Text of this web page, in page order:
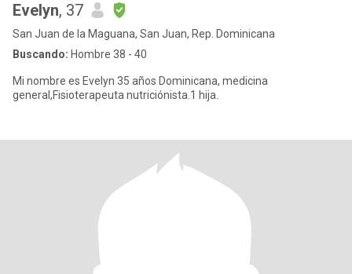
Evelyn, 37
San Juan de la Maguana, San Juan, Rep. Dominicana
Buscando: Hombre 38 - 40
Mi nombre es Evelyn 35 años Dominicana, medicina
general,Fisioterapeuta nutriciónista.1 hija.